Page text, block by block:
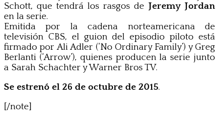
Schott, que tendrá los rasgos de Jeremy Jordan
en la serie.
Emitida por la cadena norteamericana de
televisión CBS, el guion del episodio piloto está
firmado por Ali Adler (‘No Ordinary Family’) y Greg
Berlanti (‘Arrow’), quienes producen la serie junto
a Sarah Schachter y Warner Bros TV.
Se estrenó el 26 de octubre de 2015.
[/note]